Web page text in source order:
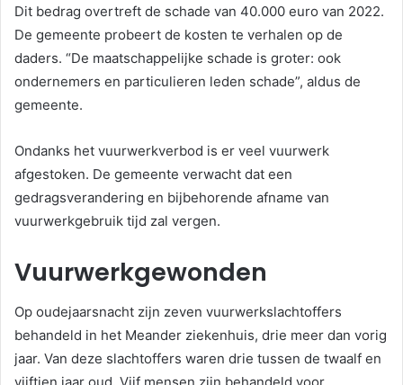
Dit bedrag overtreft de schade van 40.000 euro van 2022.
De gemeente probeert de kosten te verhalen op de
daders. “De maatschappelijke schade is groter: ook
ondernemers en particulieren leden schade”, aldus de
gemeente.
Ondanks het vuurwerkverbod is er veel vuurwerk
afgestoken. De gemeente verwacht dat een
gedragsverandering en bijbehorende afname van
vuurwerkgebruik tijd zal vergen.
Vuurwerkgewonden
Op oudejaarsnacht zijn zeven vuurwerkslachtoffers
behandeld in het Meander ziekenhuis, drie meer dan vorig
jaar. Van deze slachtoffers waren drie tussen de twaalf en